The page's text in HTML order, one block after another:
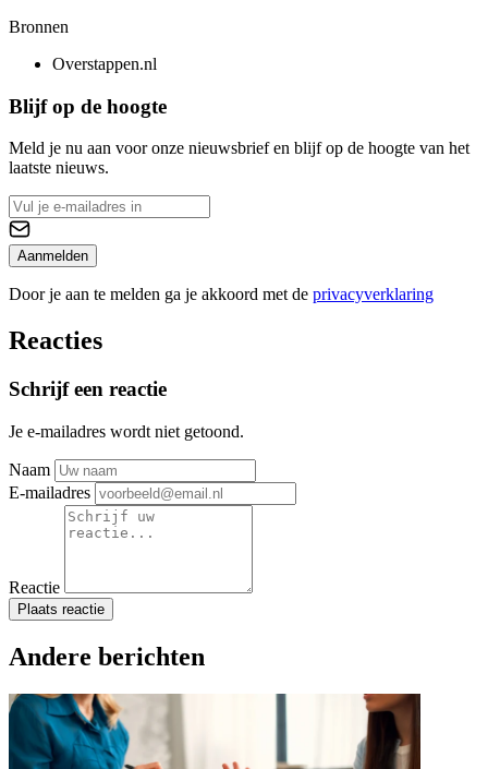
Bronnen
Overstappen.nl
Blijf op de hoogte
Meld je nu aan voor onze nieuwsbrief en blijf op de hoogte van het
laatste nieuws.
Aanmelden
Door je aan te melden ga je akkoord met de privacyverklaring
Reacties
Schrijf een reactie
Je e-mailadres wordt niet getoond.
Naam
E-mailadres
Reactie
Plaats reactie
Andere berichten